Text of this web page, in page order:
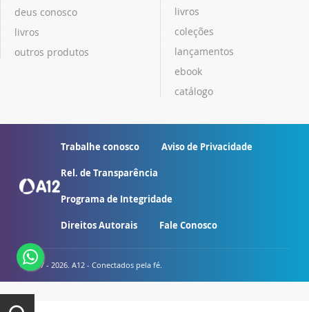
deus conosco
livros
outros produtos
livros
coleções
lançamentos
ebook
catálogo
Trabalhe conosco Aviso de Privacidade
Rel. de Transparência
Programa de Integridade
Direitos Autorais Fale Conosco
© 2007 - 2026. A12 - Conectados pela fé.